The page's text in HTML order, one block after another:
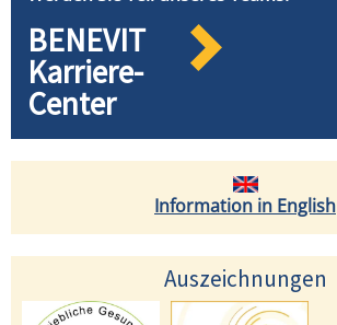
BENEVIT
Karriere-
Center
Information in English
Auszeichnungen